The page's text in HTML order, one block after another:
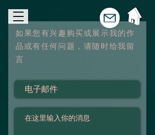
Javier S. Ortega (Orttega) 西雅图艺术
如果您有兴趣购买或展示我的作
品或有任何问题，请随时给我留
言